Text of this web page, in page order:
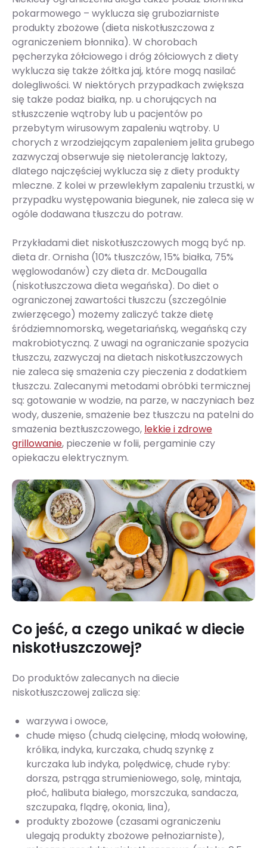
pokarmowego – wyklucza się gruboziarniste
produkty zbożowe (dieta niskotłuszczowa z
ograniczeniem błonnika). W chorobach
pęcherzyka żółciowego i dróg żółciowych z diety
wyklucza się także żółtka jaj, które mogą nasilać
dolegliwości. W niektórych przypadkach zwiększa
się także podaż białka, np. u chorujących na
stłuszczenie wątroby lub u pacjentów po
przebytym wirusowym zapaleniu wątroby. U
chorych z wrzodziejącym zapaleniem jelita grubego
zazwyczaj obserwuje się nietolerancję laktozy,
dlatego najczęściej wyklucza się z diety produkty
mleczne. Z kolei w przewlekłym zapaleniu trzustki, w
przypadku występowania biegunek, nie zaleca się w
ogóle dodawana tłuszczu do potraw.
Przykładami diet niskotłuszczowych mogą być np.
dieta dr. Ornisha (10% tłuszczów, 15% białka, 75%
węglowodanów) czy dieta dr. McDougalla
(niskotłuszczowa dieta wegańska). Do diet o
ograniczonej zawartości tłuszczu (szczególnie
zwierzęcego) możemy zaliczyć także dietę
śródziemnomorską, wegetariańską, wegańską czy
makrobiotyczną. Z uwagi na ograniczanie spożycia
tłuszczu, zazwyczaj na dietach niskotłuszczowych
nie zaleca się smażenia czy pieczenia z dodatkiem
tłuszczu. Zalecanymi metodami obróbki termicznej
są: gotowanie w wodzie, na parze, w naczyniach bez
wody, duszenie, smażenie bez tłuszczu na patelni do
smażenia beztłuszczowego, lekkie i zdrowe
grillowanie, pieczenie w folii, pergaminie czy
opiekaczu elektrycznym.
Co jeść, a czego unikać w diecie
niskotłuszczowej?
Do produktów zalecanych na diecie
niskotłuszczowej zalicza się:
warzywa i owoce,
chude mięso (chudą cielęcinę, młodą wołowinę,
królika, indyka, kurczaka, chudą szynkę z
kurczaka lub indyka, polędwicę, chude ryby:
dorsza, pstrąga strumieniowego, solę, mintaja,
płoć, halibuta białego, morszczuka, sandacza,
szczupaka, flądrę, okonia, lina),
produkty zbożowe (czasami ograniczeniu
ulegają produkty zbożowe pełnoziarniste),